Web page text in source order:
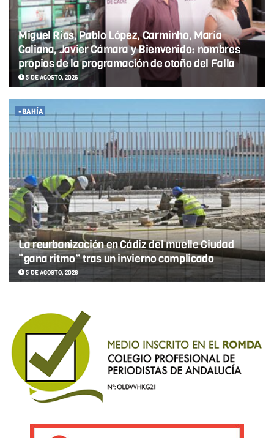
Miguel Ríos, Pablo López, Carminho, María
Galiana, Javier Cámara y Bienvenido: nombres
propios de la programación de otoño del Falla
5 DE AGOSTO, 2026
-BAHÍA
La reurbanización en Cádiz del muelle Ciudad
“gana ritmo” tras un invierno complicado
5 DE AGOSTO, 2026